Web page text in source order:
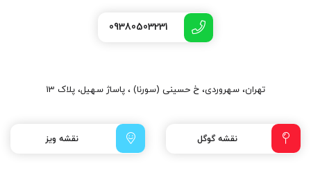
09380503231
تهران، سهروردی، خ حسینی (سورنا) ، پاساژ سهیل، پلاک 13
نقشه گوگل نقشه ویز